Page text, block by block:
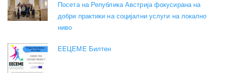
Посета на Република Австрија фокусирана на
добри практики на социјални услуги на локално
ниво
EEЦЕМЕ Билтен